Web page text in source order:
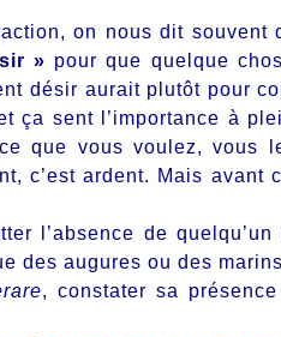
on nous dit souvent
» pour que quelque
désir aurait plutôt pour
ça sent l’importance à
que vous voulez,
c’est ardent. Mais avant
l’absence de
desaugures ou des
, constater sa